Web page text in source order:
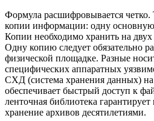
Формула расшифровывается четко.
копии информации: одну
Копии необходимо хранить на
Одну копию следует обязательно
физической площадке. Разные
специфических аппаратных
СХД (система хранения данных)
обеспечивает быстрый доступ к
ленточная библиотека
хранение архивов десятилетиями.